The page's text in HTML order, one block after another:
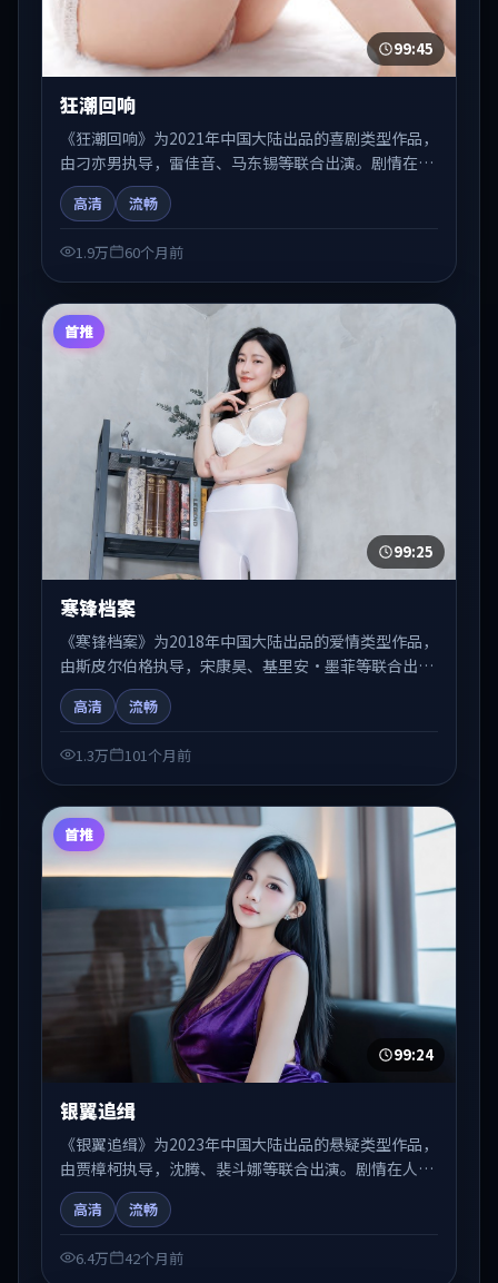
99:45
狂潮回响
《狂潮回响》为2021年中国大陆出品的喜剧类型作品，
由刁亦男执导，雷佳音、马东锡等联合出演。剧情在人
物弧光与节奏推进中展开，兼具叙事张力与视听质感。
适合关注国产在线观看、热播国产剧与院线佳片的观众
高清 流畅
1.9万 60个月前
首推
99:25
寒锋档案
《寒锋档案》为2018年中国大陆出品的爱情类型作品，
由斯皮尔伯格执导，宋康昊、基里安·墨菲等联合出
演。剧情在人物弧光与节奏推进中展开，兼具叙事张力
与视听质感。适合关注国产在线观看、热播国产剧与院
高清 流畅
1.3万 101个月前
首推
99:24
银翼追缉
《银翼追缉》为2023年中国大陆出品的悬疑类型作品，
由贾樟柯执导，沈腾、裴斗娜等联合出演。剧情在人物
弧光与节奏推进中展开，兼具叙事张力与视听质感。适
合关注国产在线观看、热播国产剧与院线佳片的观众收
高清 流畅
6.4万 42个月前